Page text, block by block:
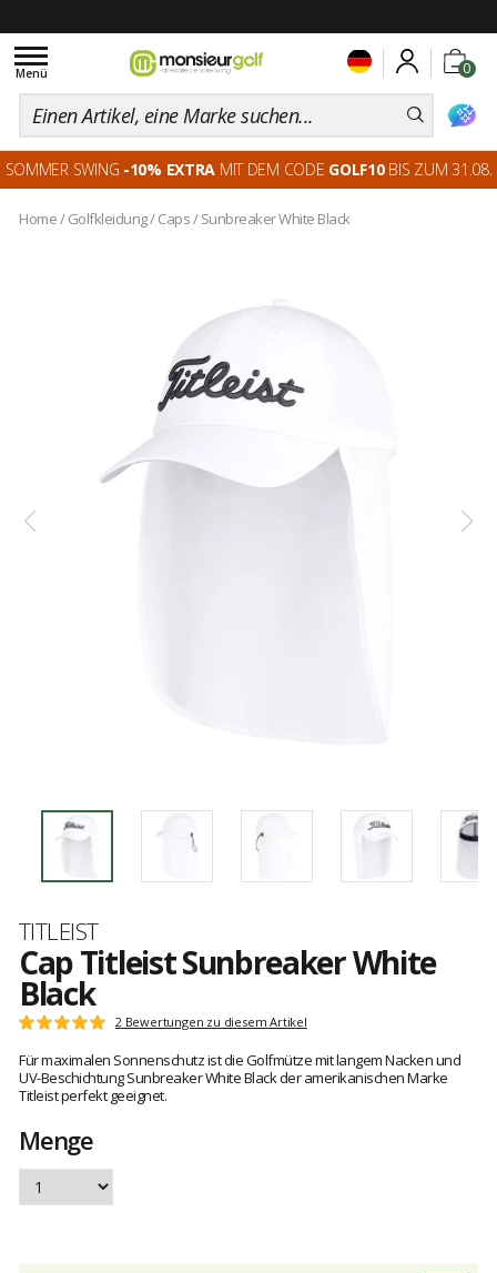
0
Toggle
navigation
Menü
SOMMER SWING -10% EXTRA MIT DEM CODE GOLF10BIS ZUM 31.08.
Home/ Golfkleidung/Caps/Sunbreaker White Black
Marke
TITLEIST
Cap Titleist Sunbreaker White
Black
Kundenbewertungen
Note:
von
5
2 Bewertungen zu diesem Artikel
Für maximalen Sonnenschutz ist die Golfmütze mit langem Nacken und
UV-Beschichtung Sunbreaker White Black der amerikanischen Marke
Titleist perfekt geeignet.
Menge